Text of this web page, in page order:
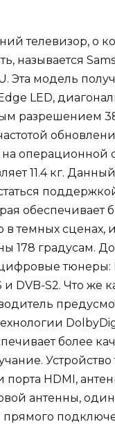
телевизор, о
называется
Эта модель
LED,
разрешением
на операционной
11.4 кг.
темных сценах,
178 градусам.
тюнеры:
и DVB-S2. Что же
более
Устройство
порта HDMI,
антенны, один